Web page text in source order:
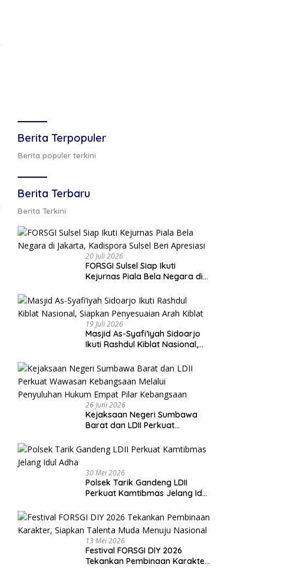
Berita Terpopuler
Berita populer terkini
Berita Terbaru
Berita Terkini
20 Juli 2026
FORSGI Sulsel Siap Ikuti
Kejurnas Piala Bela Negara di
Apresiasi
19 Juli 2026
Masjid As-Syafi’iyah Sidoarjo
Ikuti Rashdul Kiblat Nasional,
Kiblat
26 Juni 2026
Kejaksaan Negeri Sumbawa
Barat dan LDII Perkuat
Penyuluhan Hukum Empat Pilar
Kebangsaan
30 Mei 2026
Polsek Tarik Gandeng LDII
Perkuat Kamtibmas Jelang Idul
13 Mei 2026
Festival FORSGI DIY 2026
Tekankan Pembinaan Karakter,